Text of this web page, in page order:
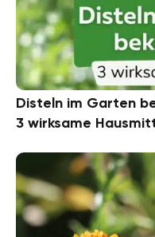
Disteln im Garten
3 wirksame